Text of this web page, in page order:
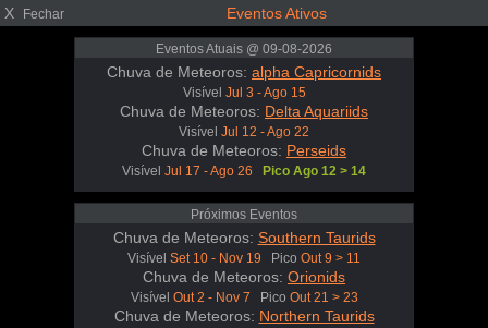
X Fechar Eventos Ativos
Eventos Atuais @ 09-08-2026
Chuva de Meteoros: alpha Capricornids
Visível Jul 3 - Ago 15
Chuva de Meteoros: Delta Aquariids
Visível Jul 12 - Ago 22
Chuva de Meteoros: Perseids
Visível Jul 17 - Ago 26 Pico Ago 12 > 14
Próximos Eventos
Chuva de Meteoros: Southern Taurids
Visível Set 10 - Nov 19 Pico Out 9 > 11
Chuva de Meteoros: Orionids
Visível Out 2 - Nov 7 Pico Out 21 > 23
Chuva de Meteoros: Northern Taurids